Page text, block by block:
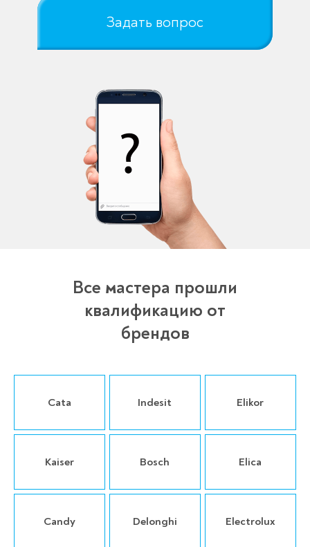
Задать вопрос
Все мастера прошли
квалификацию от
брендов
Cata Indesit Elikor
Kaiser Bosch Elica
Candy Delonghi Electrolux